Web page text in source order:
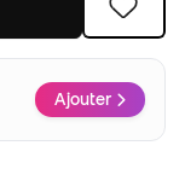
Ajouter